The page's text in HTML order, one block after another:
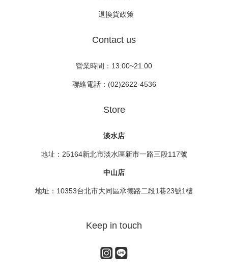
退換貨政策
Contact us
營業時間：13:00~21:00
聯絡電話：(02)2622-4536
Store
淡水店
地址：25164新北市淡水區新市一路三段117號
中山店
地址：10353台北市大同區承德路二段1巷23號1樓
Keep in touch